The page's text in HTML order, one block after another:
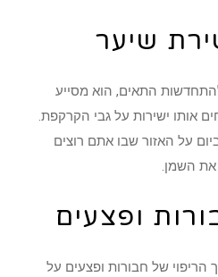
התאים, הוא מסייע
אותו ישירות על גבי הקרקפת.
3 פעמים ביום על האזור שבו אתם רוצים
את השמן.
של חבורות ופצעים על